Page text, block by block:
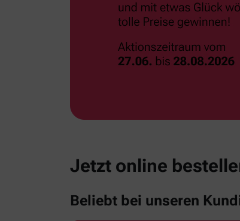
Jetzt online
Beliebt bei unseren